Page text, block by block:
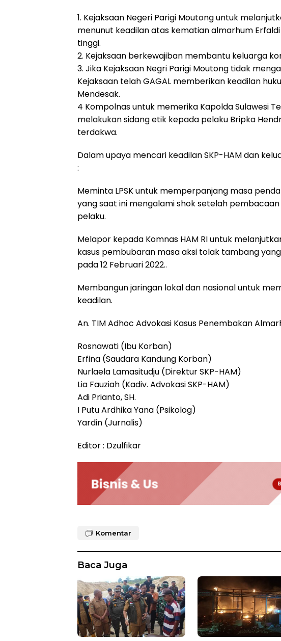
1. Kejaksaan Negeri Parigi Moutong untuk
menunut keadilan atas kematian almarhum
tinggi.
2. Kejaksaan berkewajiban membantu keluarga
3. Jika Kejaksaan Negri Parigi Moutong tidak
Kejaksaan telah GAGAL memberikan keadilan
Mendesak.
4 Kompolnas untuk memerika Kapolda Sulawesi
melakukan sidang etik kepada pelaku Bripka
terdakwa.
Dalam upaya mencari keadilan SKP-HAM dan
:
Meminta LPSK untuk memperpanjang masa
yang saat ini mengalami shok setelah
pelaku.
Melapor kepada Komnas HAM RI untuk
kasus pembubaran masa aksi tolak tambang
pada 12 Februari 2022..
Membangun jaringan lokal dan nasional untuk
keadilan.
An. TIM Adhoc Advokasi Kasus Penembakan
Rosnawati (Ibu Korban)
Erfina (Saudara Kandung Korban)
Nurlaela Lamasitudju (Direktur SKP-HAM)
Lia Fauziah (Kadiv. Advokasi SKP-HAM)
Adi Prianto, SH.
I Putu Ardhika Yana (Psikolog)
Yardin (Jurnalis)
Editor : Dzulfikar
Komentar
Baca Juga